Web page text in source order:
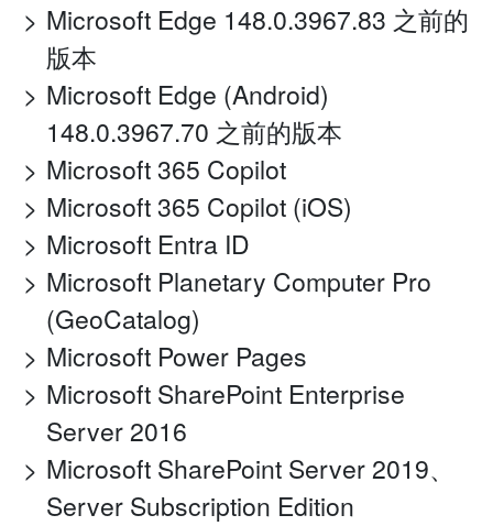
Microsoft Edge 148.0.3967.83 之前的
版本
Microsoft Edge (Android)
148.0.3967.70 之前的版本
Microsoft 365 Copilot
Microsoft 365 Copilot (iOS)
Microsoft Entra ID
Microsoft Planetary Computer Pro
(GeoCatalog)
Microsoft Power Pages
Microsoft SharePoint Enterprise
Server 2016
Microsoft SharePoint Server 2019、
Server Subscription Edition